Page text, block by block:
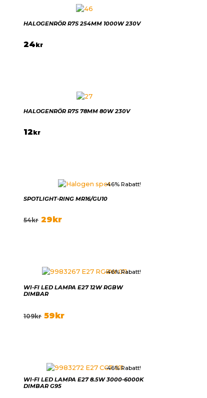
HALOGENRÖR R7S 254MM 1000W 230V
24kr
HALOGENRÖR R7S 78MM 80W 230V
12kr
-46% Rabatt!
SPOTLIGHT-RING MR16/GU10
54kr 29kr
-46% Rabatt!
WI-FI LED LAMPA E27 12W RGBW
DIMBAR
109kr 59kr
-46% Rabatt!
WI-FI LED LAMPA E27 8.5W 3000-6000K
DIMBAR G95